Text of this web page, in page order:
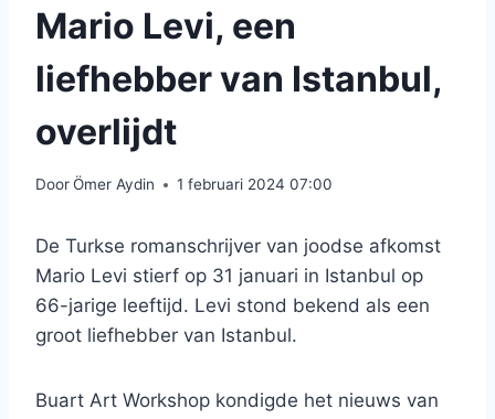
Mario Levi, een
liefhebber van Istanbul,
overlijdt
DoorÖmer Aydin 1 februari 2024 07:00
De Turkse romanschrijver van joodse afkomst
Mario Levi stierf op 31 januari in Istanbul op
66-jarige leeftijd. Levi stond bekend als een
groot liefhebber van Istanbul.
Buart Art Workshop kondigde het nieuws van